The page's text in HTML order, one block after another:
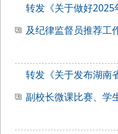
转发《关于做好
及纪律监督员推荐工
转发《关于发布湖南
副校长微课比赛、学